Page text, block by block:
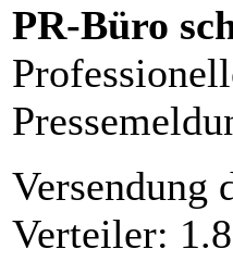
PR-Büro
Versendung
Verteiler: